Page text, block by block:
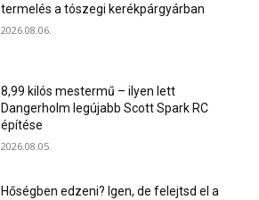
termelés a tószegi kerékpárgyárban
2026.08.06.
8,99 kilós mestermű – ilyen lett
Dangerholm legújabb Scott Spark RC
építése
2026.08.05.
Hőségben edzeni? Igen, de felejtsd el a